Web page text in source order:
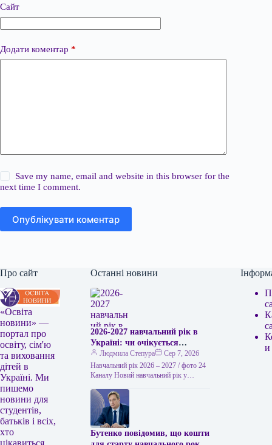
Сайт
Додати коментар *
Save my name, email and website in this browser for the
next time I comment.
Опублікувати коментар
Про сайт
«Освіта
новини» —
портал про
освіту, сім'ю
та виховання
дітей в
Україні. Ми
пишемо
новини для
студентів,
батьків і всіх,
хто
Останні новини
2026-2027 навчальний рік в
Україні: чи очікується
підвищення заробітної плати
вчителів та стипендій з 1
вересня
Людмила Степура
Сер 7, 2026
Навчальний рік 2026 – 2027 / фото 24
Каналу Новий навчальний рік у
розпочинається 1 вересня. Від…
Бутенко повідомив, що кошти
и